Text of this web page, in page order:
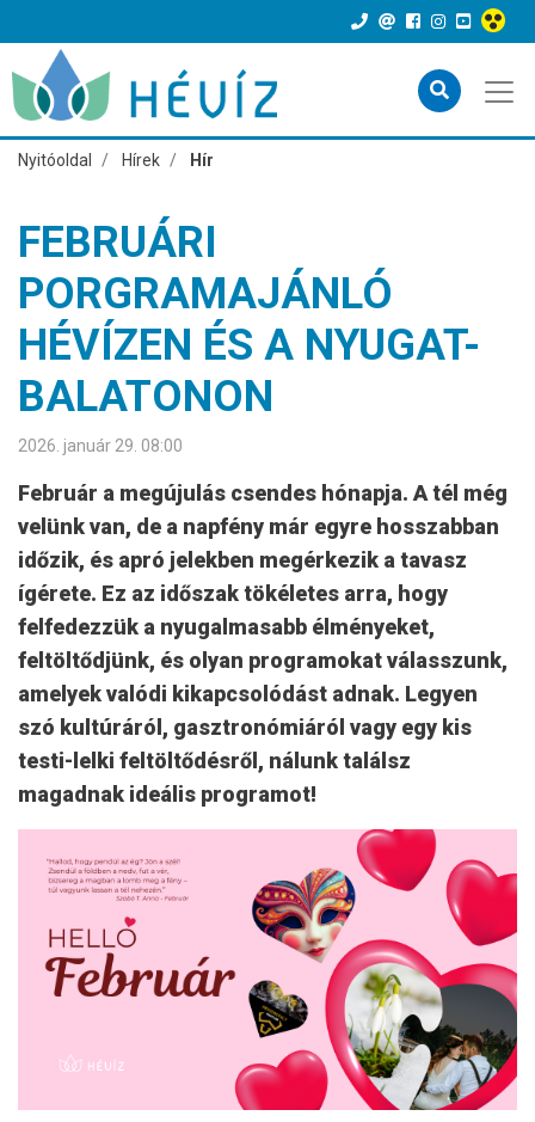
Nyitóoldal Hírek Hír
FEBRUÁRI
PORGRAMAJÁNLÓ
HÉVÍZEN ÉS A NYUGAT-
BALATONON
2026. január 29. 08:00
Február a megújulás csendes hónapja. A tél még
velünk van, de a napfény már egyre hosszabban
időzik, és apró jelekben megérkezik a tavasz
ígérete. Ez az időszak tökéletes arra, hogy
felfedezzük a nyugalmasabb élményeket,
feltöltődjünk, és olyan programokat válasszunk,
amelyek valódi kikapcsolódást adnak. Legyen
szó kultúráról, gasztronómiáról vagy egy kis
testi-lelki feltöltődésről, nálunk találsz
magadnak ideális programot!